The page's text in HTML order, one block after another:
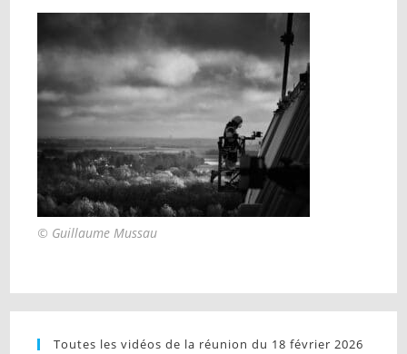
© Guillaume Mussau
Toutes les vidéos de la réunion du 18 février 2026